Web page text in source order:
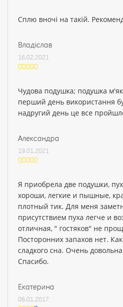
Сплю вночі на такій.
Владіслав
16.02.2021
Чудова подушка; подушка
перший день використання
надругий день це все
Александра
19.01.2021
Я приобрела две подушки,
хороши, легкие и пышные,
плотный тик. Для меня
присутствием пуха легче и
отличная, " гостяков" не
Посторонних запахов нет.
сладкого сна. Очень
Спасибо.
Екатерина
06.01.2017